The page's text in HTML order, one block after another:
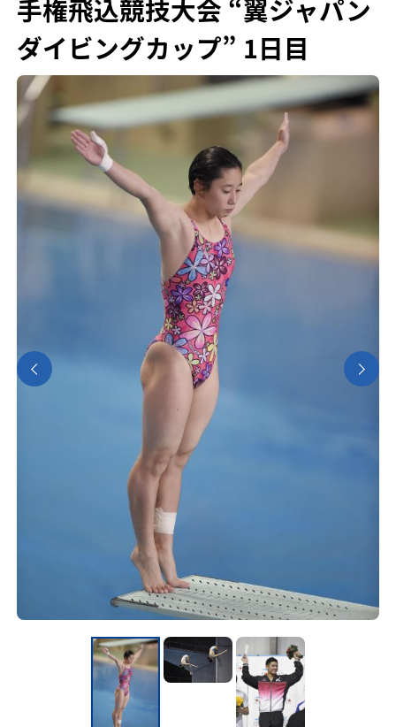
手権飛込競技大会 “翼ジャパン
ダイビングカップ” 1日目